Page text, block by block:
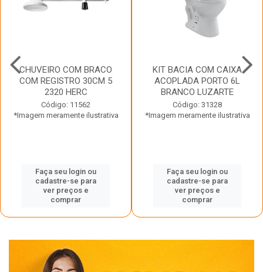
CHUVEIRO COM BRACO
COM REGISTRO 30CM 5
2320 HERC
Código: 11562
*Imagem meramente ilustrativa
Faça seu login ou
cadastre-se para
ver preços e
comprar
KIT BACIA COM CAIXA
ACOPLADA PORTO 6L
BRANCO LUZARTE
Código: 31328
*Imagem meramente ilustrativa
Faça seu login ou
cadastre-se para
ver preços e
comprar